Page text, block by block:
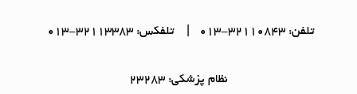
تلفن: 32110843-013 | تلفکس: 32113383-013
نظام پزشکی: 23283